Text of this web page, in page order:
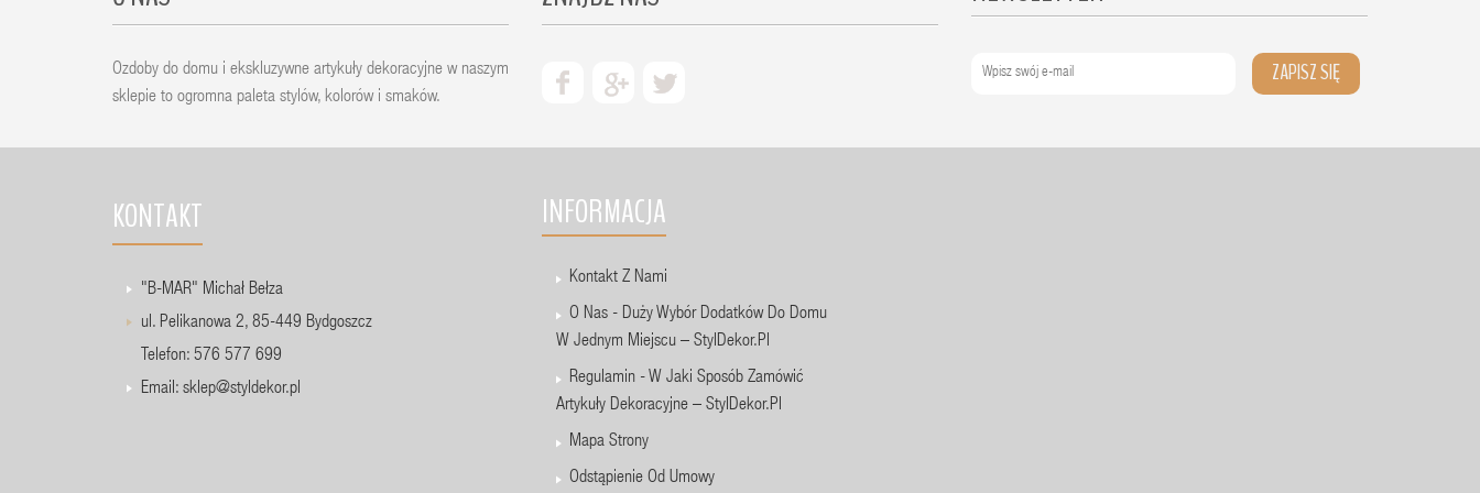
Ozdoby do domu i ekskluzywne artykuły dekoracyjne w naszym
sklepie to ogromna paleta stylów, kolorów i smaków.
ZAPISZ SIĘ
KONTAKT
"B-MAR" Michał Bełza
ul. Pelikanowa 2, 85-449 Bydgoszcz
Telefon: 576 577 699
Email: sklep@styldekor.pl
INFORMACJA
Kontakt Z Nami
O Nas - Duży Wybór Dodatków Do Domu
W Jednym Miejscu – StylDekor.pl
Regulamin - W Jaki Sposób Zamówić
Artykuły Dekoracyjne – StylDekor.pl
Mapa Strony
Odstąpienie Od Umowy